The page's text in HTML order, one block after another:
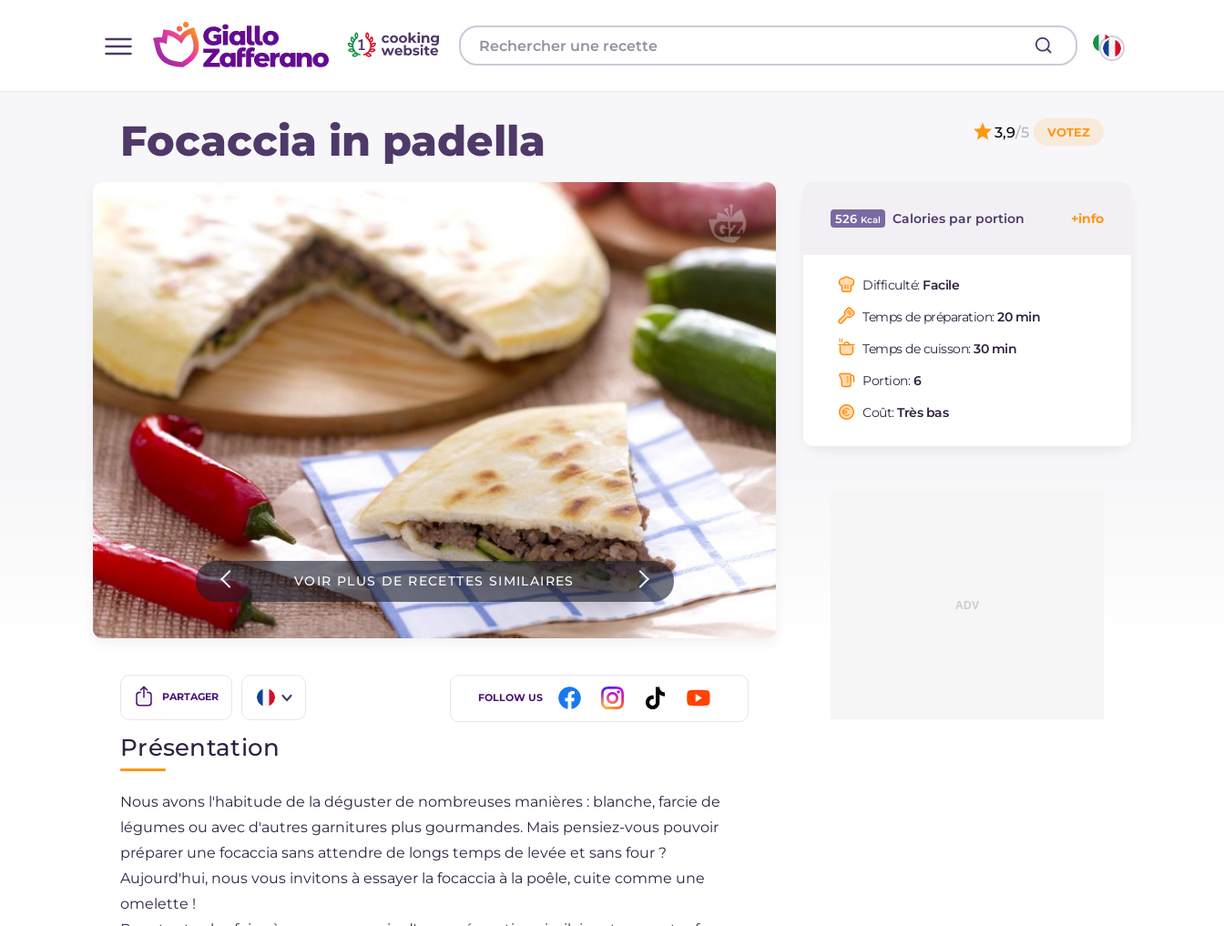
Toutes les recettes
Boissons et rafraîchissements
Accompagnement
Pizzas et focaccia
Gateaux et patisserie
Dernieres recettes
IT Website
Instagram
Focaccia in padella 3,9/5
VOIR PLUS DE RECETTES SIMILAIRES
PARTAGER
DE
BR
FOLLOW US
526 Calories par portion
Dont sucres
Protéine g
Graisses
saturés
Fibre
Cholestérol
Difficulté: Facile
Temps de préparation:20 min
Temps de cuisson:30 min
Portion:6
Coût:Très bas
Présentation
Nous avons l'habitude de la déguster de nombreuses manières : blanche, farcie de
légumes ou avec d'autres garnitures plus gourmandes. Mais pensiez-vous pouvoir
préparer une focaccia sans attendre de longs temps de levée et sans four ?
Aujourd'hui, nous vous invitons à essayer la focaccia à la poêle, cuite comme une
omelette !